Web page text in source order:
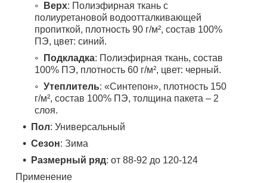
Верх: Полиэфирная ткань с
полиуретановой водоотталкивающей
пропиткой, плотность 90 г/м², состав 100%
ПЭ, цвет: синий.
Подкладка: Полиэфирная ткань, состав
100% ПЭ, плотность 60 г/м², цвет: черный.
Утеплитель: «Синтепон», плотность 150
г/м², состав 100% ПЭ, толщина пакета – 2
слоя.
Пол: Универсальный
Сезон: Зима
Размерный ряд: от 88-92 до 120-124
Применение